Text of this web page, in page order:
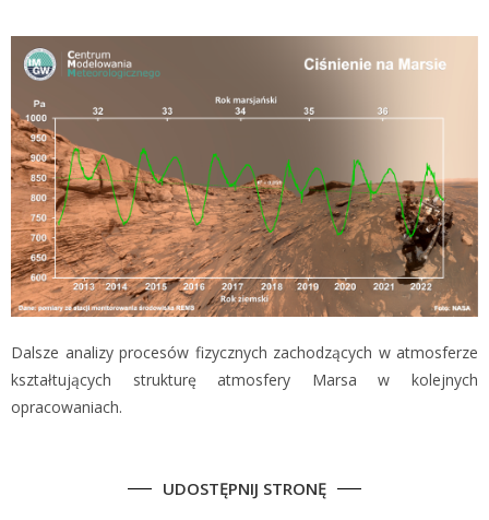
Dalsze analizy procesów fizycznych zachodzących w atmosferze
kształtujących strukturę atmosfery Marsa w kolejnych
opracowaniach.
UDOSTĘPNIJ STRONĘ